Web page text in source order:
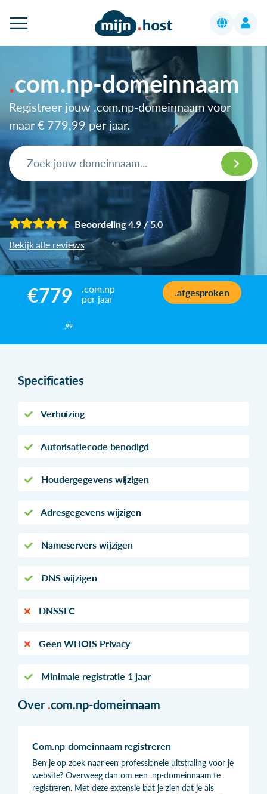
com.np-domeinnaam
Registreer jouw .com.np-domeinnaam voor
maar € 779,99 per jaar.
Beoordeling 4.9 / 5.0
Bekijk alle reviews
€779
,99
.com.np
per jaar
.afgesproken
Specificaties
Verhuizing
Autorisatiecode benodigd
Houdergegevens wijzigen
Adresgegevens wijzigen
Nameservers wijzigen
DNS wijzigen
DNSSEC
Geen WHOIS Privacy
Minimale registratie 1 jaar
Over .com.np-domeinnaam
Com.np-domeinnaam registreren
Ben je op zoek naar een professionele uitstraling voor je
website? Overweeg dan om een .np-domeinnaam te
registreren. Met deze extensie laat je zien dat je als